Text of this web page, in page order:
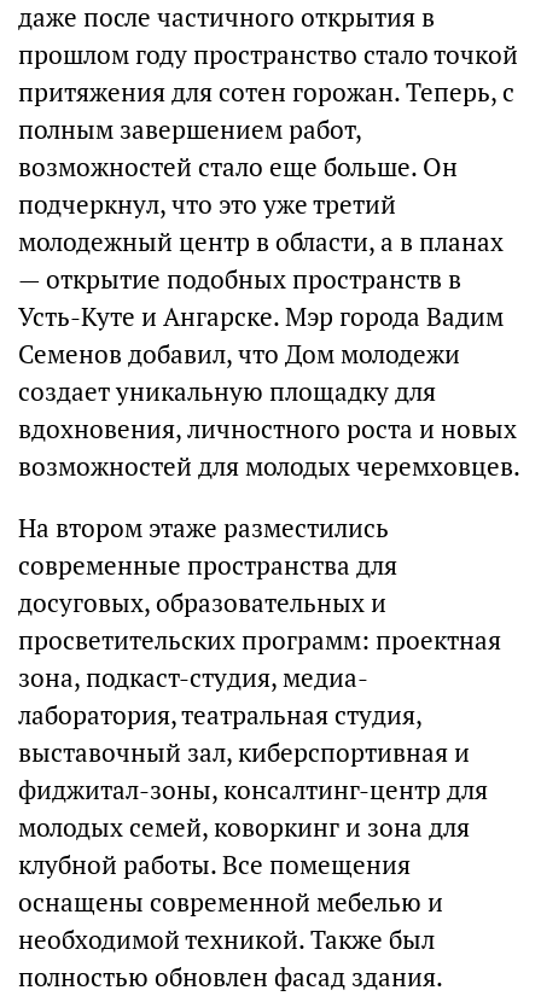
даже после частичного открытия в
прошлом году пространство стало точкой
притяжения для сотен горожан. Теперь, с
полным завершением работ,
возможностей стало еще больше. Он
подчеркнул, что это уже третий
молодежный центр в области, а в планах
— открытие подобных пространств в
Усть-Куте и Ангарске. Мэр города Вадим
Семенов добавил, что Дом молодежи
создает уникальную площадку для
вдохновения, личностного роста и новых
возможностей для молодых черемховцев.
На втором этаже разместились
современные пространства для
досуговых, образовательных и
просветительских программ: проектная
зона, подкаст-студия, медиа-
лаборатория, театральная студия,
выставочный зал, киберспортивная и
фиджитал-зоны, консалтинг-центр для
молодых семей, коворкинг и зона для
клубной работы. Все помещения
оснащены современной мебелью и
необходимой техникой. Также был
полностью обновлен фасад здания.